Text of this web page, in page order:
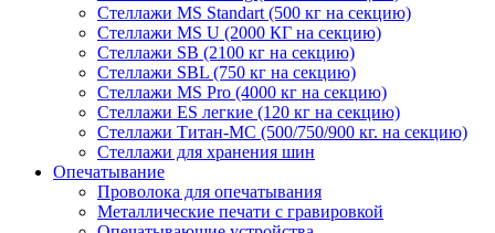
Стеллажи MS Standart (500 кг на секцию)
Стеллажи MS U (2000 КГ на секцию)
Стеллажи SB (2100 кг на секцию)
Стеллажи SBL (750 кг на секцию)
Стеллажи MS Pro (4000 кг на секцию)
Стеллажи ES легкие (120 кг на секцию)
Стеллажи Титан-МС (500/750/900 кг. на секцию)
Стеллажи для хранения шин
Опечатывание
Проволока для опечатывания
Металлические печати с гравировкой